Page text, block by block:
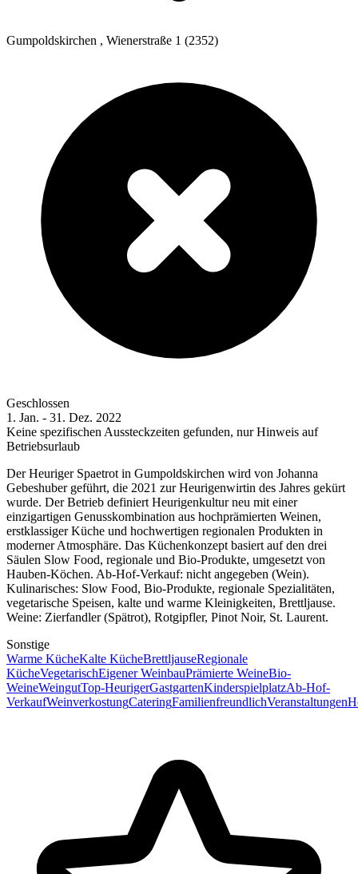
Gumpoldskirchen , Wienerstraße 1 (2352)
Geschlossen
1. Jan. - 31. Dez. 2022
Keine spezifischen Aussteckzeiten gefunden, nur Hinweis auf
Betriebsurlaub
Der Heuriger Spaetrot in Gumpoldskirchen wird von Johanna
Gebeshuber geführt, die 2021 zur Heurigenwirtin des Jahres gekürt
wurde. Der Betrieb definiert Heurigenkultur neu mit einer
einzigartigen Genusskombination aus hochprämierten Weinen,
erstklassiger Küche und hochwertigen regionalen Produkten in
moderner Atmosphäre. Das Küchenkonzept basiert auf den drei
Säulen Slow Food, regionale und Bio-Produkte, umgesetzt von
Hauben-Köchen. Ab-Hof-Verkauf: nicht angegeben (Wein).
Kulinarisches: Slow Food, Bio-Produkte, regionale Spezialitäten,
vegetarische Speisen, kalte und warme Kleinigkeiten, Brettljause.
Weine: Zierfandler (Spätrot), Rotgipfler, Pinot Noir, St. Laurent.
Sonstige
Warme KücheKalte KücheBrettljauseRegionale
KücheVegetarischEigener WeinbauPrämierte WeineBio-
WeineWeingutTop-HeurigerGastgartenKinderspielplatzAb-Hof-
VerkaufWeinverkostungCateringFamilienfreundlichVeranstaltungen